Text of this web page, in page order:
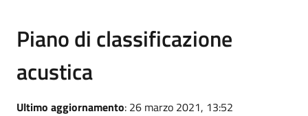
Piano di classificazione
acustica
Ultimo aggiornamento: 26 marzo 2021, 13:52